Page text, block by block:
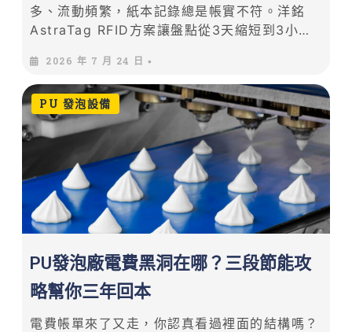
多、流動頻繁，紙本記錄總是帳實不符。洋銘
AstraTag RFID方案讓盤點從3天縮短到3小
看傳統管理困難點與RFID數位化轉型完整路
徑。
2026 年 7 月 24 日 •
PU發泡廠電費黑洞在哪？三段節能攻
略幫你三年回本
電費帳單來了又走，你認真看過裡面的結構嗎？
PU 發泡設備